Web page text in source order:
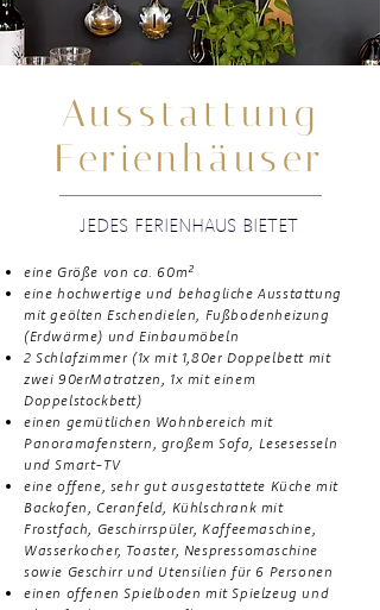
Ausstattung
Ferienhäuser
JEDES FERIENHAUS BIETET
eine Größe von ca. 60m²
eine hochwertige und behagliche Ausstattung
mit geölten Eschendielen, Fußbodenheizung
(Erdwärme) und Einbaumöbeln
2 Schlafzimmer (1x mit 1,80er Doppelbett mit
zwei 90erMatratzen, 1x mit einem
Doppelstockbett)
einen gemütlichen Wohnbereich mit
Panoramafenstern, großem Sofa, Lesesesseln
und Smart-TV
eine offene, sehr gut ausgestattete Küche mit
Backofen, Ceranfeld, Kühlschrank mit
Frostfach, Geschirrspüler, Kaffeemaschine,
Wasserkocher, Toaster, Nespressomaschine
sowie Geschirr und Utensilien für 6 Personen
einen offenen Spielboden mit Spielzeug und